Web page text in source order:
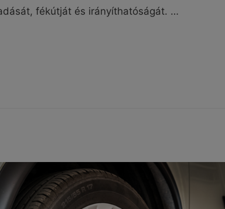
fékútját és irányíthatóságát. …